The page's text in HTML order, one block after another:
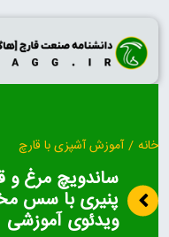
Skip
content
خانه / آموزش آشپزی با قارچ
ساندویچ مرغ و
پنیری با سس
ویدئوی آموزشی